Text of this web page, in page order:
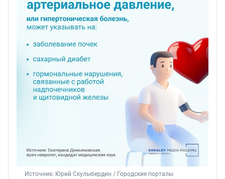
Источник: Юрий Скулыбердин / Городские порталы